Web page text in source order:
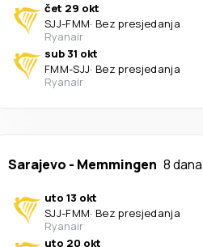
čet 29 okt
SJJ-FMM· Bez presjedanja
Ryanair
sub 31 okt
FMM-SJJ· Bez presjedanja
Ryanair
Sarajevo - Memmingen 8 dana
uto 13 okt
SJJ-FMM· Bez presjedanja
Ryanair
uto 20 okt